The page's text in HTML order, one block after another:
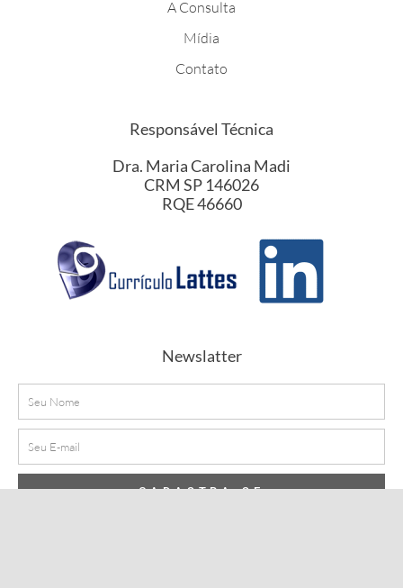
A Consulta
Mídia
Contato
Responsável Técnica
Dra. Maria Carolina Madi
CRM SP 146026
RQE 46660
Newslatter
Nome
E-
mail
CADASTRA-SE